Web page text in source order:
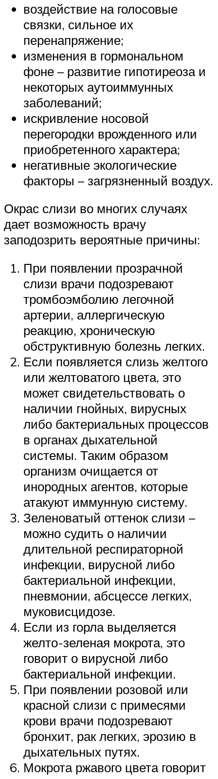
воздействие на голосовые
связки, сильное их
перенапряжение;
изменения в гормональном
фоне – развитие гипотиреоза и
некоторых аутоиммунных
заболеваний;
искривление носовой
перегородки врожденного или
приобретенного характера;
негативные экологические
факторы – загрязненный воздух.
Окрас слизи во многих случаях
дает возможность врачу
заподозрить вероятные причины:
При появлении прозрачной
слизи врачи подозревают
тромбоэмболию легочной
артерии, аллергическую
реакцию, хроническую
обструктивную болезнь легких.
Если появляется слизь желтого
или желтоватого цвета, это
может свидетельствовать о
наличии гнойных, вирусных
либо бактериальных процессов
в органах дыхательной
системы. Таким образом
организм очищается от
инородных агентов, которые
атакуют иммунную систему.
Зеленоватый оттенок слизи –
можно судить о наличии
длительной респираторной
инфекции, вирусной либо
бактериальной инфекции,
пневмонии, абсцессе легких,
муковисцидозе.
Если из горла выделяется
желто-зеленая мокрота, это
говорит о вирусной либо
бактериальной инфекции.
При появлении розовой или
красной слизи с примесями
крови врачи подозревают
бронхит, рак легких, эрозию в
дыхательных путях.
Мокрота ржавого цвета говорит